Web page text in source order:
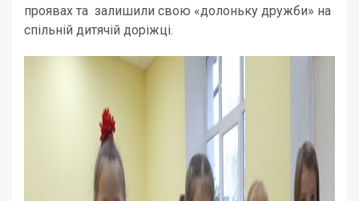
проявах та залишили свою «долоньку дружби» на
спільній дитячій доріжці.